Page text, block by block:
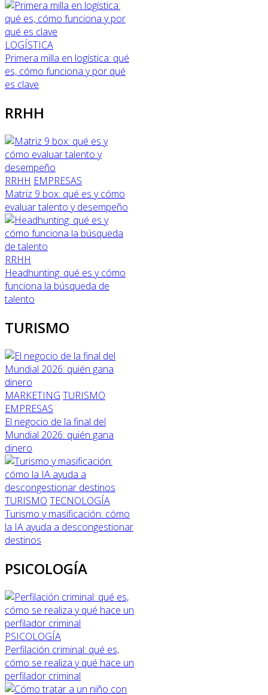
LOGÍSTICA
Primera milla en logística: qué
es, cómo funciona y por qué
es clave
RRHH
RRHH EMPRESAS
Matriz 9 box: qué es y cómo
evaluar talento y desempeño
RRHH
Headhunting: qué es y cómo
funciona la búsqueda de
talento
TURISMO
MARKETING TURISMO
EMPRESAS
El negocio de la final del
Mundial 2026: quién gana
dinero
TURISMO TECNOLOGÍA
Turismo y masificación: cómo
la IA ayuda a descongestionar
destinos
PSICOLOGÍA
PSICOLOGÍA
Perfilación criminal: qué es,
cómo se realiza y qué hace un
perfilador criminal